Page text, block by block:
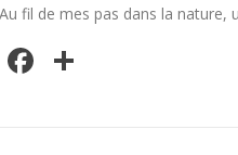
Au fil de mes pas dans la nature,
Facebook